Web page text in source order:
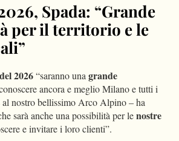
Spada: “Grande
per il territorio e le
2026“saranno unagrande
ancora e meglio Milano e tutti i
nostro bellissimo Arco Alpino – ha
sarà anche una possibilità per lenostre
e invitare i loro clienti”.